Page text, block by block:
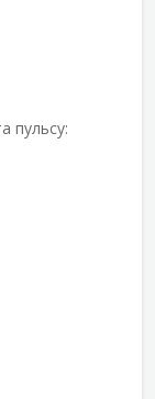
пульсу: